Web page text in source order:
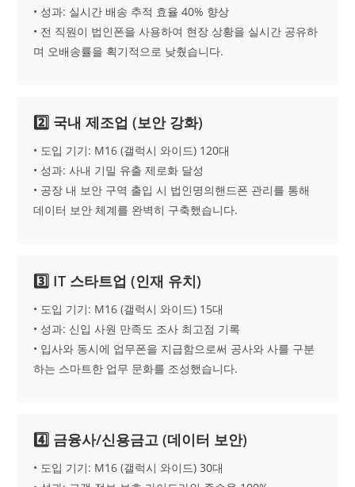
• 성과: 실시간 배송 추적 효율 40% 향상
• 전 직원이 법인폰을 사용하여 현장 상황을 실시간 공유하
며 오배송률을 획기적으로 낮췄습니다.
2️⃣ 국내 제조업 (보안 강화)
• 도입 기기: M16 (갤럭시 와이드) 120대
• 성과: 사내 기밀 유출 제로화 달성
• 공장 내 보안 구역 출입 시 법인명의핸드폰 관리를 통해
데이터 보안 체계를 완벽히 구축했습니다.
3️⃣ IT 스타트업 (인재 유치)
• 도입 기기: M16 (갤럭시 와이드) 15대
• 성과: 신입 사원 만족도 조사 최고점 기록
• 입사와 동시에 업무폰을 지급함으로써 공사와 사를 구분
하는 스마트한 업무 문화를 조성했습니다.
4️⃣ 금융사/신용금고 (데이터 보안)
• 도입 기기: M16 (갤럭시 와이드) 30대